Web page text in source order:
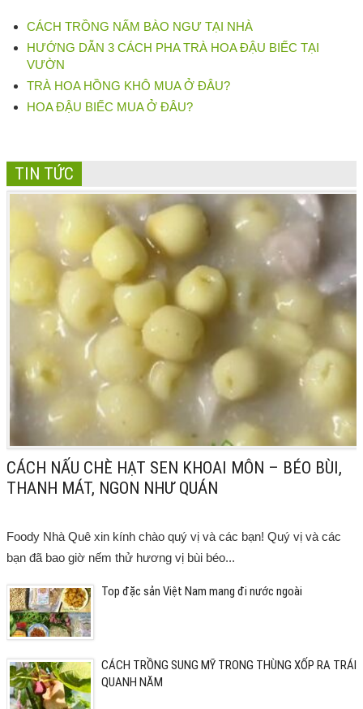
CÁCH TRỒNG NẤM BÀO NGƯ TẠI NHÀ
HƯỚNG DẪN 3 CÁCH PHA TRÀ HOA ĐẬU BIẾC TẠI
VƯỜN
TRÀ HOA HỒNG KHÔ MUA Ở ĐÂU?
HOA ĐẬU BIẾC MUA Ở ĐÂU?
TIN TỨC
CÁCH NẤU CHÈ HẠT SEN KHOAI MÔN – BÉO BÙI,
THANH MÁT, NGON NHƯ QUÁN
Foody Nhà Quê xin kính chào quý vị và các bạn! Quý vị và các
bạn đã bao giờ nếm thử hương vị bùi béo...
Top đặc sản Việt Nam mang đi nước ngoài
CÁCH TRỒNG SUNG MỸ TRONG THÙNG XỐP RA TRÁI
QUANH NĂM